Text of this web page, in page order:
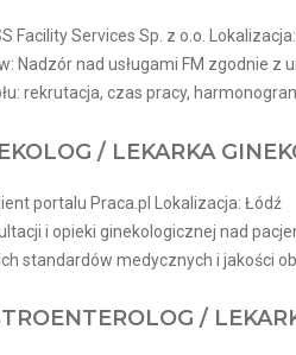
Facility Services Sp. z o.o.
Nadzór nad usługami FM zgodnie z
rekrutacja, czas pracy,
/ LEKARKA
portalu Praca.pl Lokalizacja: Łódź
i opieki ginekologicznej nad
standardów medycznych i jakości
/